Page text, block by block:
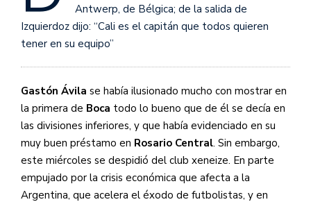
Antwerp, de Bélgica; de la salida de
Izquierdoz dijo: “Cali es el capitán que todos quieren
tener en su equipo”
Gastón Ávila se había ilusionado mucho con mostrar en
la primera de Boca todo lo bueno que de él se decía en
las divisiones inferiores, y que había evidenciado en su
muy buen préstamo en Rosario Central. Sin embargo,
este miércoles se despidió del club xeneize. En parte
empujado por la crisis económica que afecta a la
Argentina, que acelera el éxodo de futbolistas, y en